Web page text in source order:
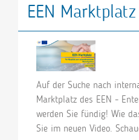
EEN
Auf der Suche nach
Marktplatz des EEN -
werden Sie fündig! Wie
Sie im neuen Video.